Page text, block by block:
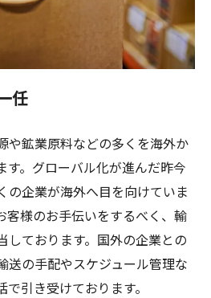
任
や鉱業原料などの多くを海外か
す。グローバル化が進んだ昨今
の企業が海外へ目を向けていま
客様のお手伝いをするべく、輸
しております。国外の企業との
送の手配やスケジュール管理な
引き受けております。